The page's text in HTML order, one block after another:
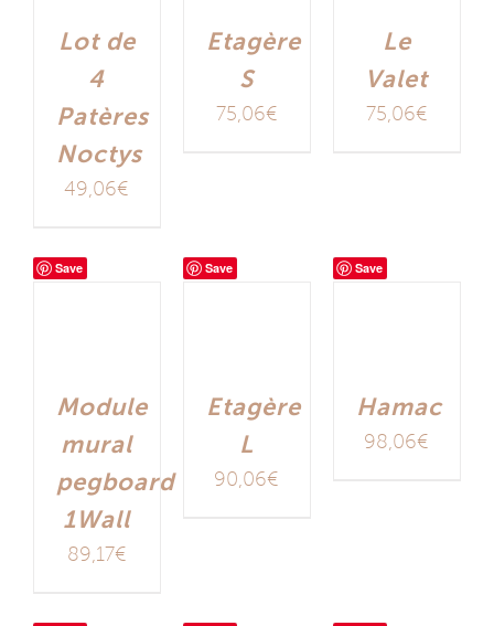
Lot de
4
Patères
Noctys
49,06€
Etagère
S
75,06€
Le
Valet
75,06€
Save
Module
mural
pegboard
1Wall
89,17€
Save
Etagère
L
90,06€
Save
Hamac
98,06€